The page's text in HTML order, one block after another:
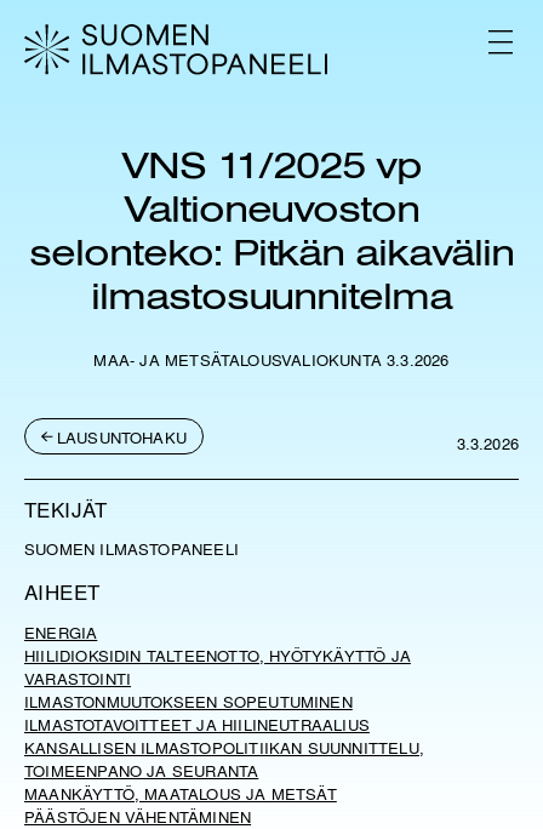
V
A
VNS 11/2025 vp
Valtioneuvoston
selonteko: Pitkän aikavälin
ilmastosuunnitelma
MAA- JA METSÄTALOUSVALIOKUNTA 3.3.2026
LAUSUNTOHAKU 3.3.2026
TEKIJÄT
SUOMEN ILMASTOPANEELI
AIHEET
ENERGIA
HIILIDIOKSIDIN TALTEENOTTO, HYÖTYKÄYTTÖ JA
VARASTOINTI
ILMASTONMUUTOKSEEN SOPEUTUMINEN
ILMASTOTAVOITTEET JA HIILINEUTRAALIUS
KANSALLISEN ILMASTOPOLITIIKAN SUUNNITTELU,
TOIMEENPANO JA SEURANTA
MAANKÄYTTÖ, MAATALOUS JA METSÄT
PÄÄSTÖJEN VÄHENTÄMINEN